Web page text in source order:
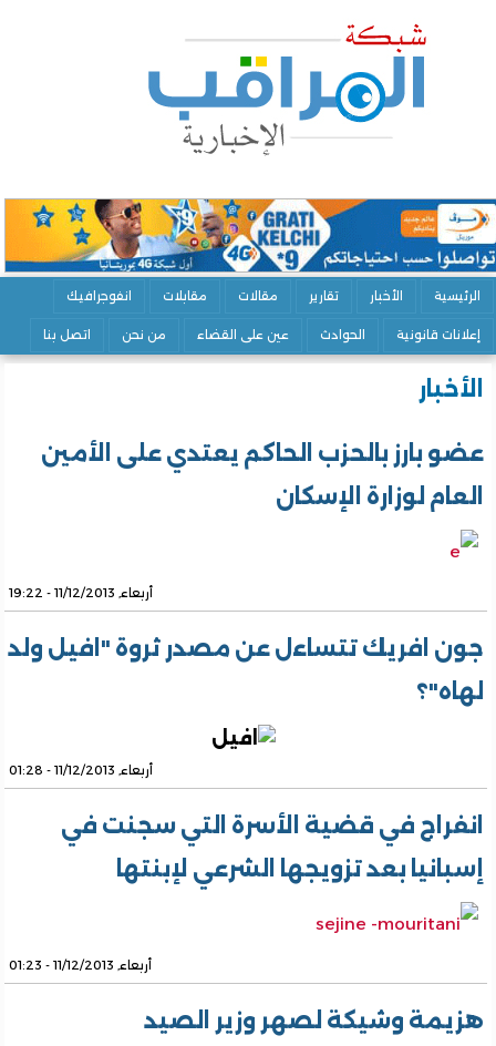
الرئيسية الأخبار تقارير مقالات مقابلات انفوجرافيك
إعلانات قانونية الحوادث عين على القضاء من نحن اتصل بنا
الأخبار
عضو بارز بالحزب الحاكم يعتدي على الأمين
العام لوزارة الإسكان
أربعاء, 11/12/2013 - 19:22
جون افريك تتساءل عن مصدر ثروة "افيل ولد
لهاه"؟
أربعاء, 11/12/2013 - 01:28
انفراج في قضية الأسرة التي سجنت في
إسبانيا بعد تزويجها الشرعي لإبنتها
أربعاء, 11/12/2013 - 01:23
هزيمة وشيكة لصهر وزير الصيد